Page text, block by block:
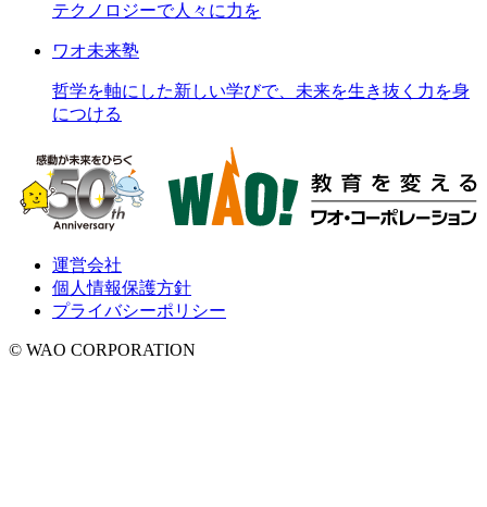
テクノロジーで人々に力を
ワオ未来塾
哲学を軸にした新しい学びで、未来を生き抜く力を身
につける
運営会社
個人情報保護方針
プライバシーポリシー
© WAO CORPORATION